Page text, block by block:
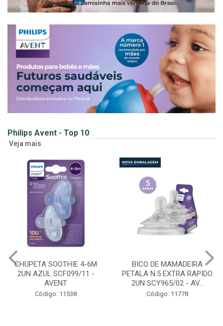
Philips Avent - Top 10
Veja mais
BICO DE MAMADEIRA
PETALA N.5 EXTRA RAPIDO
2UN SCY965/02 - AV...
MAMADEIRA PETALA 3-6M
260ML GIRAFA BICO 3
SCY903/66 - AVENT